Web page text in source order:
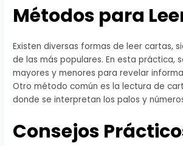
Métodos para
Existen diversas formas de leer cartas,
de las más populares. En esta práctica,
mayores y menores para revelar
Otro método común es la lectura de
donde se interpretan los palos y
Consejos